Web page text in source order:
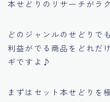
本せどりのリサーチがラ
どのジャンルのせどりでも
利益がでる商品をどれだ
ギですよ♪
まずはセット本せどりを